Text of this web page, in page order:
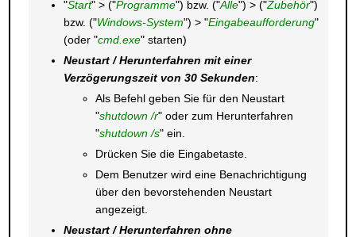
"Start" > ("Programme") bzw. ("Alle") > ("Zubehör")
bzw. ("Windows-System") > "Eingabeaufforderung"
(oder "cmd.exe" starten)
Neustart / Herunterfahren mit einer
Verzögerungszeit von 30 Sekunden:
Als Befehl geben Sie für den Neustart
"shutdown /r" oder zum Herunterfahren
"shutdown /s" ein.
Drücken Sie die Eingabetaste.
Dem Benutzer wird eine Benachrichtigung
über den bevorstehenden Neustart
angezeigt.
Neustart / Herunterfahren ohne